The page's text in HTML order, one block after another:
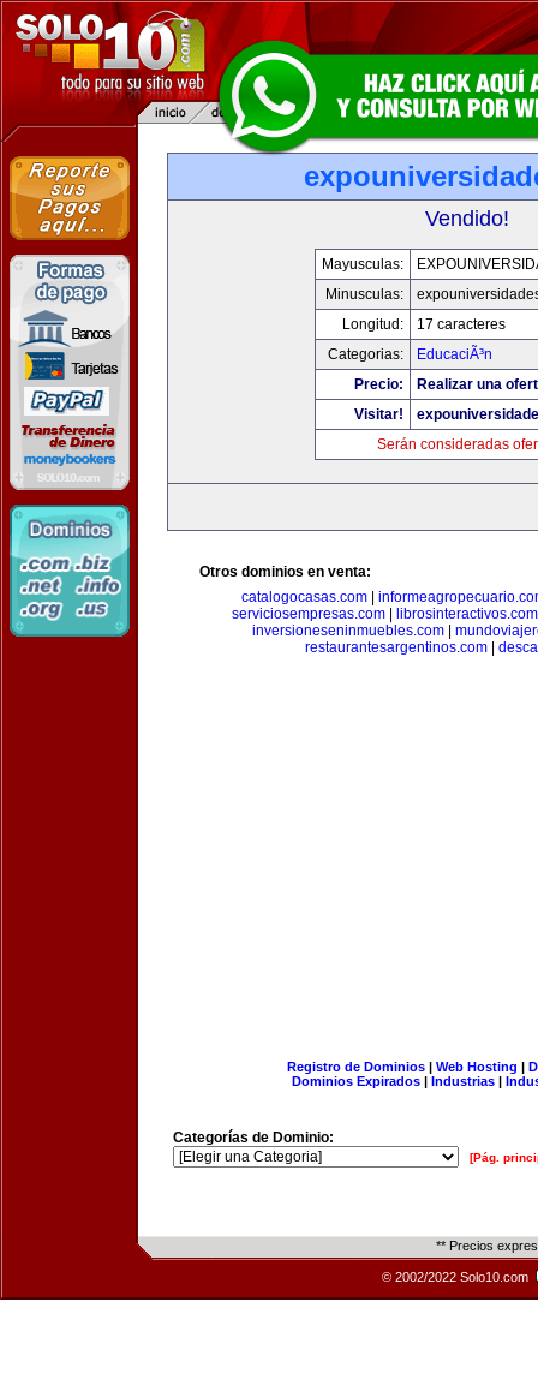
Vendido!
Mayusculas:
Minusculas:
Longitud:
17 caracteres
Categorias:
EducaciÃ³n
Precio:
Realizar una
Visitar!
Serán consideradas
Otros dominios en venta:
catalogocasas.com
serviciosempresas.com| librosinteractivos.com
inversioneseninmuebles.com|
restaurantesargentinos.com|
Registro de Dominios| Web Hosting |
Dominios Expirados | Industrias |
Categorías de Dominio:
[Pág.
** Precios
© 2002/2022 Solo10.com